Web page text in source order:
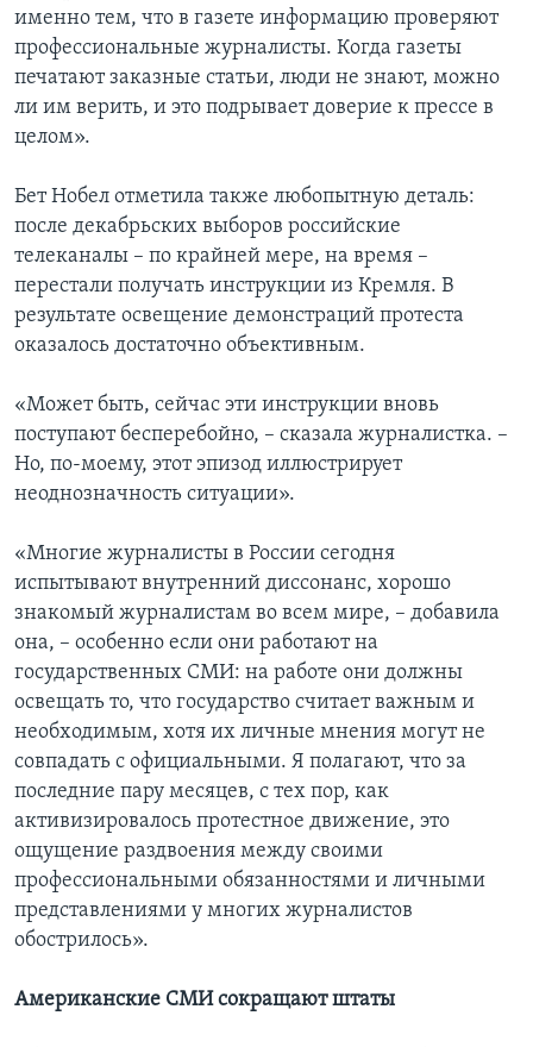
именно тем, что в газете информацию проверяют
профессиональные журналисты. Когда газеты
печатают заказные статьи, люди не знают, можно
ли им верить, и это подрывает доверие к прессе в
целом».
Бет Нобел отметила также любопытную деталь:
после декабрьских выборов российские
телеканалы – по крайней мере, на время –
перестали получать инструкции из Кремля. В
результате освещение демонстраций протеста
оказалось достаточно объективным.
«Может быть, сейчас эти инструкции вновь
поступают бесперебойно, – сказала журналистка. –
Но, по-моему, этот эпизод иллюстрирует
неоднозначность ситуации».
«Многие журналисты в России сегодня
испытывают внутренний диссонанс, хорошо
знакомый журналистам во всем мире, – добавила
она, – особенно если они работают на
государственных СМИ: на работе они должны
освещать то, что государство считает важным и
необходимым, хотя их личные мнения могут не
совпадать с официальными. Я полагают, что за
последние пару месяцев, с тех пор, как
активизировалось протестное движение, это
ощущение раздвоения между своими
профессиональными обязанностями и личными
представлениями у многих журналистов
обострилось».
Американские СМИ сокращают штаты